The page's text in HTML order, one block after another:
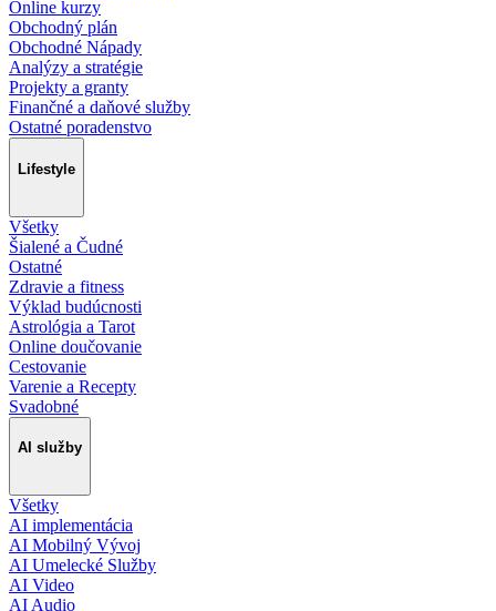
Online kurzy
Obchodný plán
Obchodné Nápady
Analýzy a stratégie
Projekty a granty
Finančné a daňové služby
Ostatné poradenstvo
Lifestyle
Všetky
Šialené a Čudné
Ostatné
Zdravie a fitness
Výklad budúcnosti
Astrológia a Tarot
Online doučovanie
Cestovanie
Varenie a Recepty
Svadobné
AI služby
Všetky
AI implementácia
AI Mobilný Vývoj
AI Umelecké Služby
AI Video
AI Audio